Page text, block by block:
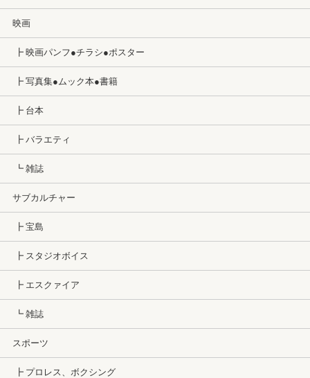
映画
┣ 映画パンフ●チラシ●ポスター
┣ 写真集●ムック本●書籍
┣ 台本
┣ バラエティ
┗ 雑誌
サブカルチャー
┣ 宝島
┣ スタジオボイス
┣ エスクァイア
┗ 雑誌
スポーツ
┣ プロレス、ボクシング